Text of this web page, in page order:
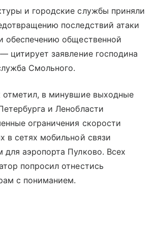
и городские службы приняли
последствий атаки
обеспечению общественной
цитирует заявление господина
Смольного.
отметил, в минувшие выходные
и Ленобласти
ограничения скорости
в сетях мобильной связи
аэропорта Пулково. Всех
попросил отнестись
с пониманием.